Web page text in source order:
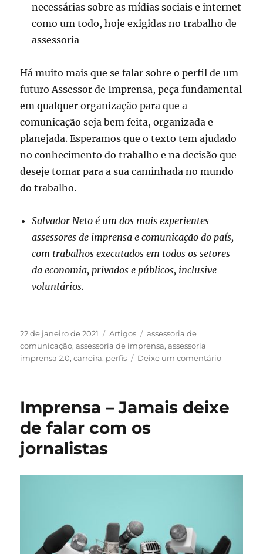
necessárias sobre as mídias sociais e internet
como um todo, hoje exigidas no trabalho de
assessoria
Há muito mais que se falar sobre o perfil de um
futuro Assessor de Imprensa, peça fundamental
em qualquer organização para que a
comunicação seja bem feita, organizada e
planejada. Esperamos que o texto tem ajudado
no conhecimento do trabalho e na decisão que
deseje tomar para a sua caminhada no mundo
do trabalho.
Salvador Neto é um dos mais experientes
assessores de imprensa e comunicação do país,
com trabalhos executados em todos os setores
da economia, privados e públicos, inclusive
voluntários.
Publicado
em
22 de janeiro de 2021 Categorias
Artigos Tags
assessoria de
comunicação,assessoria de imprensa,assessoria
imprensa 2.0,carreira, perfis Deixe um comentárioem
a
Imprensa – Jamais deixe
de falar com os
jornalistas